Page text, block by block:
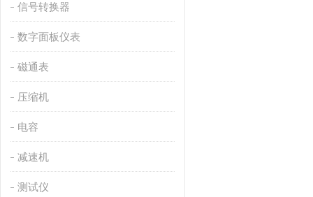
信号转换器
数字面板仪表
磁通表
压缩机
电容
减速机
测试仪